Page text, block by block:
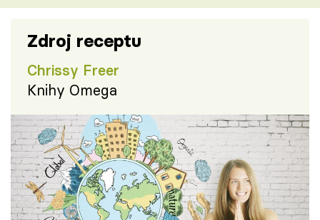
Zdroj receptu
Chrissy Freer
Knihy Omega